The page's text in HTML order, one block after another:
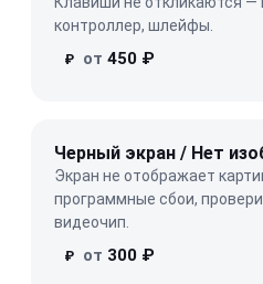
контроллер, шлейфы.
₽ от 450 ₽
Черный экран / Нет
Экран не отображает
программные сбои,
видеочип.
₽ от 300 ₽